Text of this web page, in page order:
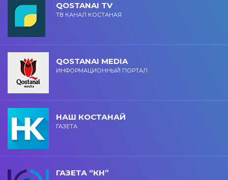
QOSTANAI TV
ТВ КАНАЛ КОСТАНАЯ
QOSTANAI MEDIA
ИНФОРМАЦИОННЫЙ ПОРТАЛ
НАШ КОСТАНАЙ
ГАЗЕТА
ГАЗЕТА “КН”